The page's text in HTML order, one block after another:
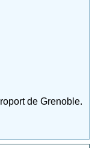
de Grenoble.